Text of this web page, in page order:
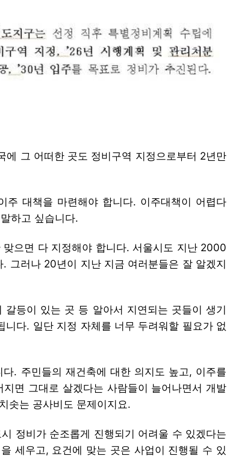
에 그 어떠한 곳도 정비구역 지정으로부터 2년만
주 대책을 마련해야 합니다. 이주대책이 어렵다
하고 싶습니다.
으면 다 지정해야 합니다. 서울시도 지난 2000
그러나 20년이 지난 지금 여러분들은 잘 알겠지
등이 있는 곳 등 알아서 지연되는 곳들이 생기
다. 일단 지정 자체를 너무 두려워할 필요가 없
. 주민들의 재건축에 대한 의지도 높고, 이주를
면 그대로 살겠다는 사람들이 늘어나면서 개발
솟는 공사비도 문제이지요.
정비가 순조롭게 진행되기 어려울 수 있겠다는
세우고, 요건에 맞는 곳은 사업이 진행될 수 있